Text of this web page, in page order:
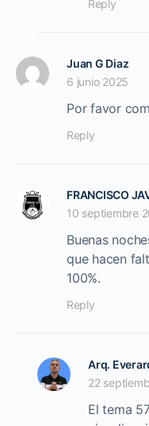
Reply
Juan G Diaz
6 junio 2025
Por favor
Reply
FRANCISCO
10 septiembre
Buenas
que hacen
100%.
Reply
Arq.
22
El tema